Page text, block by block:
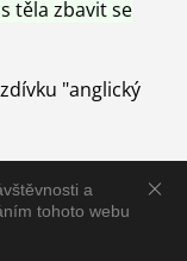
a
tohoto webu
těla zbavit se
"anglický
neutralizací a